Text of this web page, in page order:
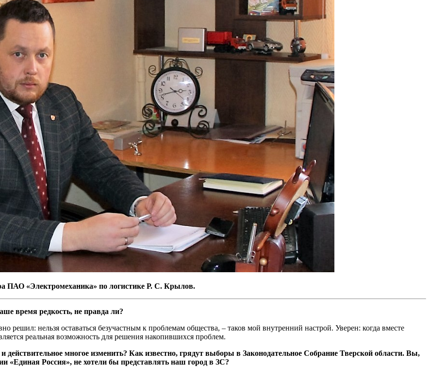
ПАО «Электромеханика» по логистике Р. С. Крылов.
время редкость, не правда ли?
решил: нельзя оставаться безучастным к проблемам общества, – таков мой внутренний настрой. Уверен: когда вместе
реальная возможность для решения накопившихся проблем.
многое изменить? Как известно, грядут выборы в Законодательное Собрание Тверской области. Вы,
«Единая Россия», не хотели бы представлять наш город в ЗС?